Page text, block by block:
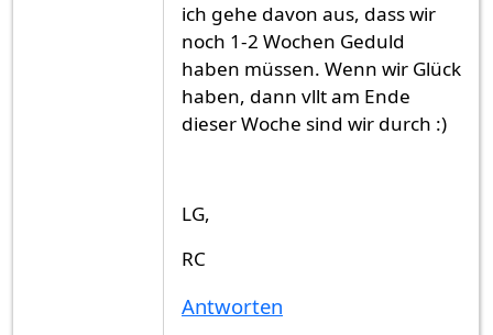
ich gehe davon aus, dass wir
noch 1-2 Wochen Geduld
haben müssen. Wenn wir Glück
haben, dann vllt am Ende
dieser Woche sind wir durch :)
LG,
RC
Antworten